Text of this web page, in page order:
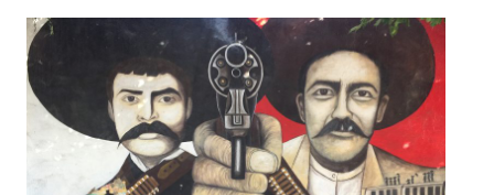
Aller
contenu